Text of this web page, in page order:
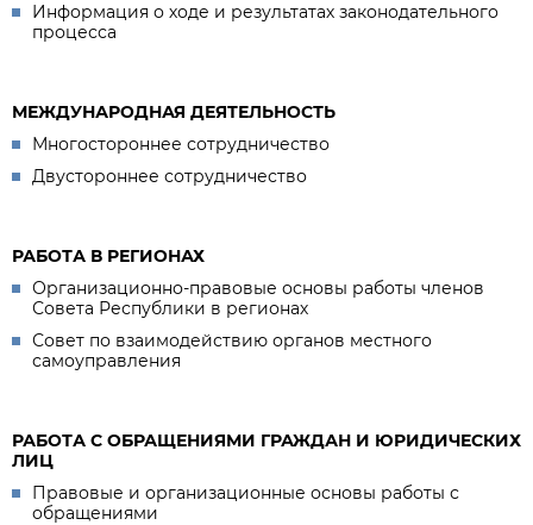
Информация о ходе и результатах законодательного
процесса
МЕЖДУНАРОДНАЯ ДЕЯТЕЛЬНОСТЬ
Многостороннее сотрудничество
Двустороннее сотрудничество
РАБОТА В РЕГИОНАХ
Организационно-правовые основы работы членов
Совета Республики в регионах
Совет по взаимодействию органов местного
самоуправления
РАБОТА С ОБРАЩЕНИЯМИ ГРАЖДАН И ЮРИДИЧЕСКИХ
ЛИЦ
Правовые и организационные основы работы с
обращениями